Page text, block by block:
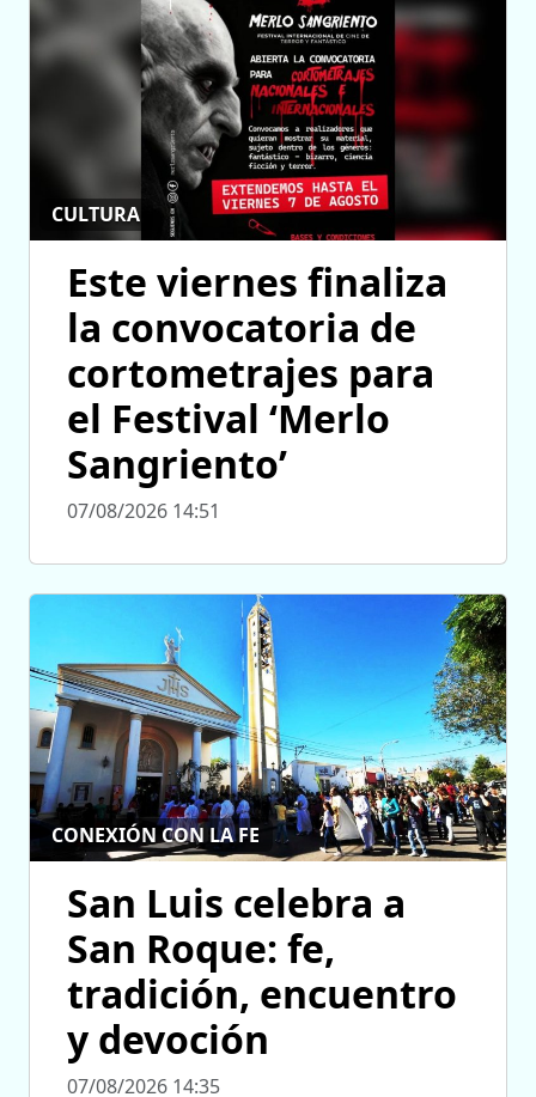
CULTURA
Este viernes finaliza
la convocatoria de
cortometrajes para
el Festival ‘Merlo
Sangriento’
07/08/2026 14:51
CONEXIÓN CON LA FE
San Luis celebra a
San Roque: fe,
tradición, encuentro
y devoción
07/08/2026 14:35